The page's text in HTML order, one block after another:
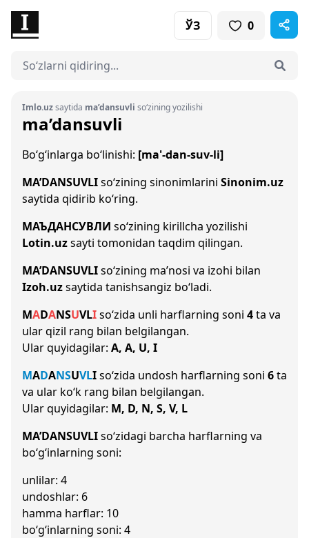
ЎЗ 0
Imlo.uzsaytida ma’dansuvli so‘zining yozilishi
ma’dansuvli
Bo‘g‘inlarga bo‘linishi: [ma'-dan-suv-li]
MA’DANSUVLIso‘zining sinonimlarini Sinonim.uz
saytida qidirib ko‘ring.
МАЪДАНСУВЛИ so‘zining kirillcha yozilishi
Lotin.uzsayti tomonidan taqdim qilingan.
MA’DANSUVLIso‘zining ma’nosi va izohi bilan
Izoh.uzsaytida tanishsangiz bo‘ladi.
MADANSUVLIso‘zida unli harflarning soni 4ta va
ular qizil rang bilan belgilangan.
Ular quyidagilar: A, A, U, I
MADANSUVLIso‘zida undosh harflarning soni 6ta
va ular ko‘k rang bilan belgilangan.
Ular quyidagilar: M, D, N, S, V, L
MA’DANSUVLIso‘zidagi barcha harflarning va
bo‘g‘inlarning soni:
unlilar: 4
undoshlar: 6
hamma harflar: 10
bo‘g‘inlarning soni: 4